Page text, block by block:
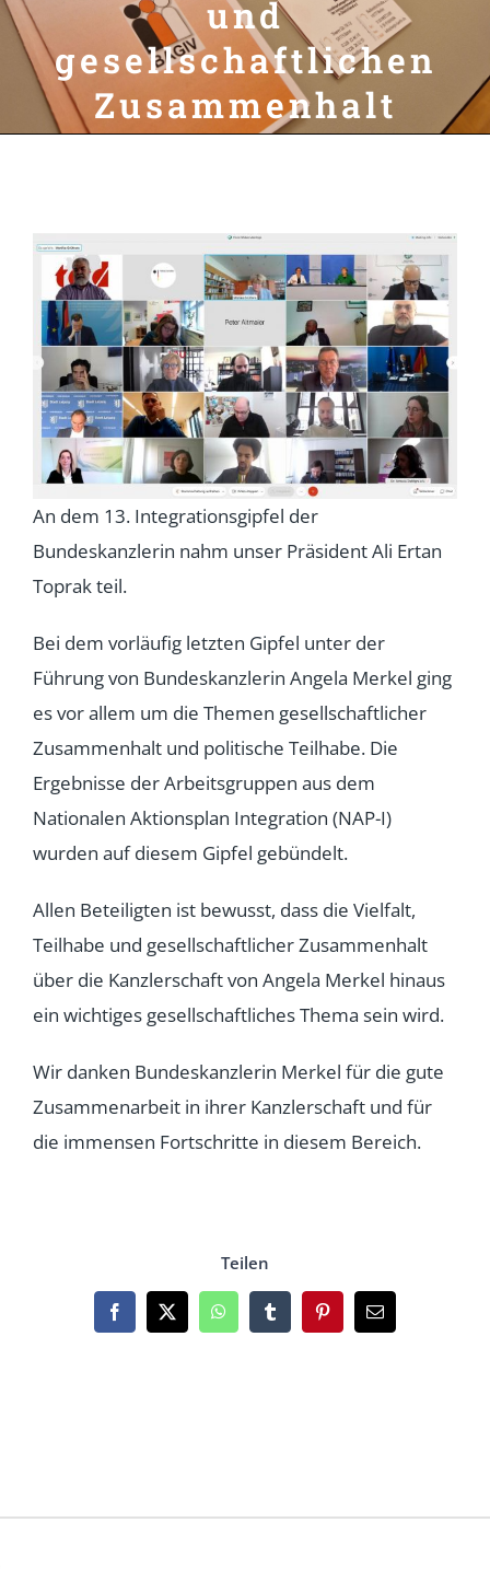
und
gesellschaftlichen
Zusammenhalt
An dem 13. Integrationsgipfel der
Bundeskanzlerin nahm unser Präsident Ali Ertan
Toprak teil.
Bei dem vorläufig letzten Gipfel unter der
Führung von Bundeskanzlerin Angela Merkel ging
es vor allem um die Themen gesellschaftlicher
Zusammenhalt und politische Teilhabe. Die
Ergebnisse der Arbeitsgruppen aus dem
Nationalen Aktionsplan Integration (NAP-I)
wurden auf diesem Gipfel gebündelt.
Allen Beteiligten ist bewusst, dass die Vielfalt,
Teilhabe und gesellschaftlicher Zusammenhalt
über die Kanzlerschaft von Angela Merkel hinaus
ein wichtiges gesellschaftliches Thema sein wird.
Wir danken Bundeskanzlerin Merkel für die gute
Zusammenarbeit in ihrer Kanzlerschaft und für
die immensen Fortschritte in diesem Bereich.
Teilen
Facebook
X WhatsAppTumblrPinterestEmail